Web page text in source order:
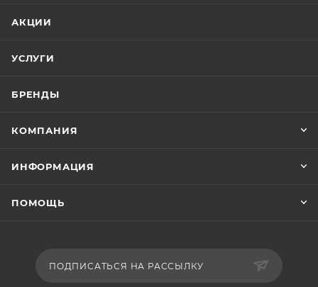
АКЦИИ
УСЛУГИ
БРЕНДЫ
КОМПАНИЯ
ИНФОРМАЦИЯ
ПОМОЩЬ
ПОДПИСАТЬСЯ НА РАССЫЛКУ